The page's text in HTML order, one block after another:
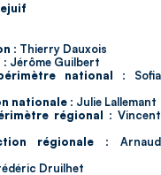
: Thierry Dauxois
: Jérôme Guilbert
national : Sofia
nationale : Julie Lallemant
régional : Vincent
régionale : Arnaud
Druilhet